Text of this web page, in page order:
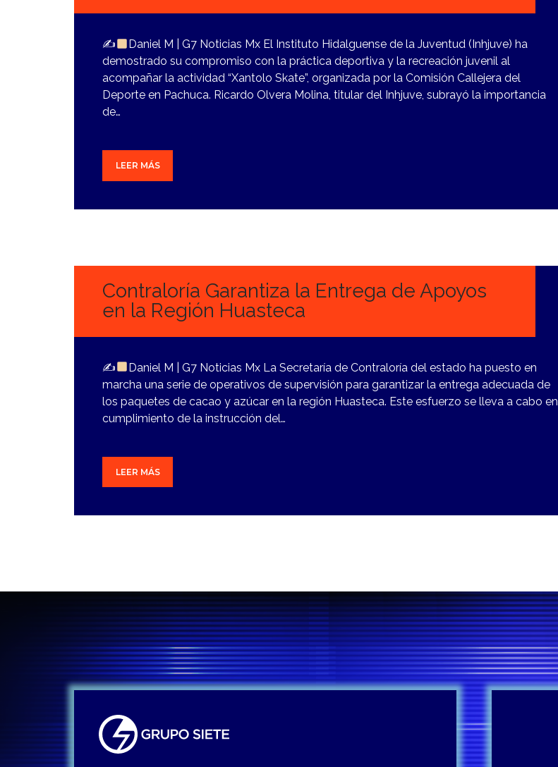
✍
Daniel M | G7 Noticias Mx El Instituto Hidalguense de la Juventud (Inhjuve) ha
demostrado su compromiso con la práctica deportiva y la recreación juvenil al
acompañar la actividad “Xantolo Skate”, organizada por la Comisión Callejera del
Deporte en Pachuca. Ricardo Olvera Molina, titular del Inhjuve, subrayó la importancia
de…
LEER MÁS
Contraloría Garantiza la Entrega de Apoyos
en la Región Huasteca
✍
Daniel M | G7 Noticias Mx La Secretaría de Contraloría del estado ha puesto en
marcha una serie de operativos de supervisión para garantizar la entrega adecuada de
los paquetes de cacao y azúcar en la región Huasteca. Este esfuerzo se lleva a cabo en
cumplimiento de la instrucción del…
LEER MÁS